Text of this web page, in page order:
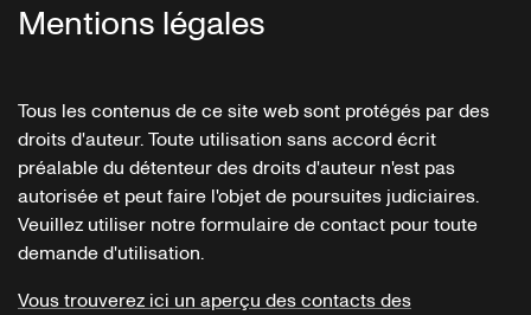
Mentions légales
Tous les contenus de ce site web sont protégés par des
droits d'auteur. Toute utilisation sans accord écrit
préalable du détenteur des droits d'auteur n'est pas
autorisée et peut faire l'objet de poursuites judiciaires.
Veuillez utiliser notre formulaire de contact pour toute
demande d'utilisation.
Vous trouverez ici un aperçu des contacts des